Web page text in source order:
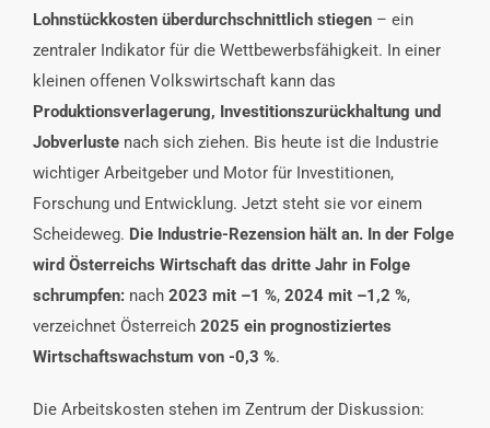
Lohnstückkosten überdurchschnittlich stiegen – ein
zentraler Indikator für die Wettbewerbsfähigkeit. In einer
kleinen offenen Volkswirtschaft kann das
Produktionsverlagerung, Investitionszurückhaltung und
Jobverluste nach sich ziehen. Bis heute ist die Industrie
wichtiger Arbeitgeber und Motor für Investitionen,
Forschung und Entwicklung. Jetzt steht sie vor einem
Scheideweg. Die Industrie-Rezension hält an. In der Folge
wird Österreichs Wirtschaft das dritte Jahr in Folge
schrumpfen: nach 2023 mit –1 %, 2024 mit –1,2 %,
verzeichnet Österreich 2025 ein prognostiziertes
Wirtschaftswachstum von -0,3 %.
Die Arbeitskosten stehen im Zentrum der Diskussion: